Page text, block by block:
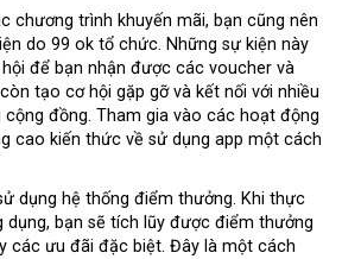
chương trình khuyến mãi, bạn cũng nên
do 99 ok tổ chức. Những sự kiện này
để bạn nhận được các voucher và
tạo cơ hội gặp gỡ và kết nối với nhiều
đồng. Tham gia vào các hoạt động
cao kiến thức về sử dụng app một cách
dụng hệ thống điểm thưởng. Khi thực
dụng, bạn sẽ tích lũy được điểm thưởng
các ưu đãi đặc biệt. Đây là một cách